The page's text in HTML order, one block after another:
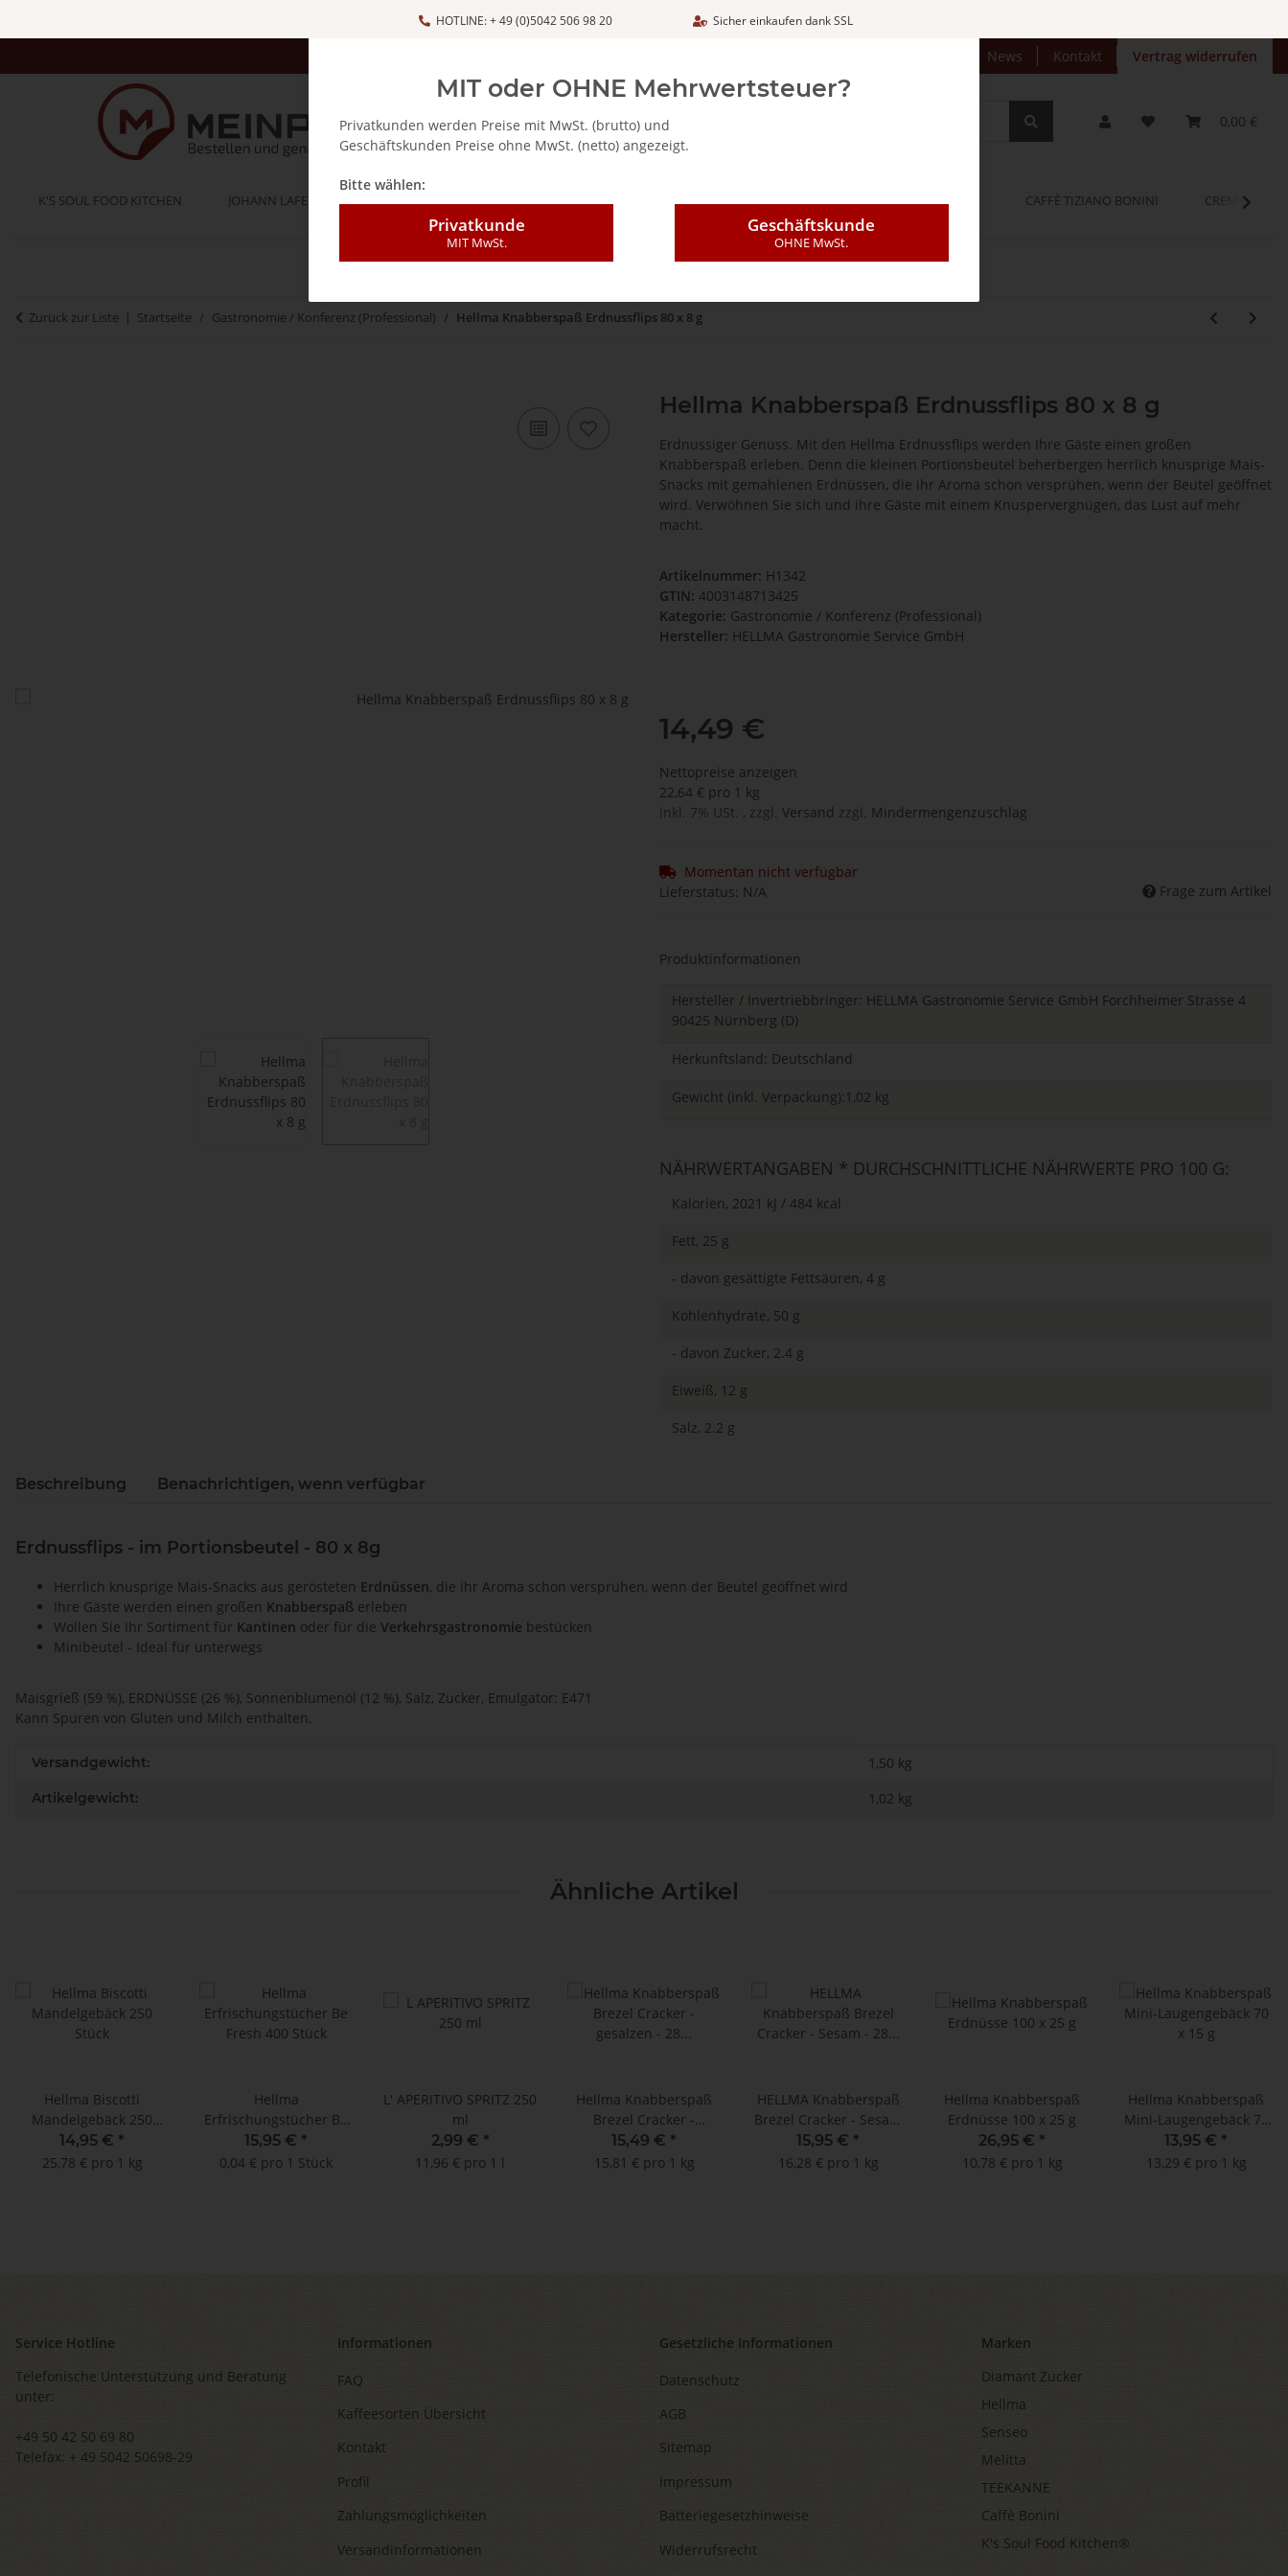
HOTLINE: + 49 (0)5042 506 98 20 Sicher einkaufen dank SSL
News Kontakt Vertrag widerrufen
0,00 €
K'S SOUL FOOD KITCHEN JOHANN LAFER BELLA ITALIA - FEINKOSTARTIKEL CAFFÈ MAJESTIC / DICAF KAFFEE OPINUM CAFFÈ TIZIANO BONINI CREMEO
Zurück zur Liste Startseite Gastronomie / Konferenz (Professional) Hellma Knabberspaß Erdnussflips 80 x 8 g
Hellma Knabberspaß Erdnussflips 80 x 8 g
Erdnussiger Genuss. Mit den Hellma Erdnussflips werden Ihre Gäste einen großen
Knabberspaß erleben. Denn die kleinen Portionsbeutel beherbergen herrlich knusprige Mais-
Snacks mit gemahlenen Erdnüssen, die ihr Aroma schon versprühen, wenn der Beutel geöffnet
wird. Verwöhnen Sie sich und ihre Gäste mit einem Knuspervergnügen, das Lust auf mehr
macht.
Artikelnummer: H1342
GTIN: 4003148713425
Kategorie: Gastronomie / Konferenz (Professional)
Hersteller: HELLMA Gastronomie Service GmbH
14,49 €
Nettopreise anzeigen
22,64 € pro 1 kg
inkl. 7% USt. , zzgl. Versand zzgl. Mindermengenzuschlag
Momentan nicht verfügbar
Lieferstatus: N/A
Frage zum Artikel
Produktinformationen
Hersteller / Invertriebbringer: HELLMA Gastronomie Service GmbH Forchheimer Strasse 4
90425 Nürnberg (D)
Herkunftsland: Deutschland
Gewicht (inkl. Verpackung):1,02 kg
NÄHRWERTANGABEN * DURCHSCHNITTLICHE NÄHRWERTE PRO 100 G:
Kalorien, 2021 kJ / 484 kcal
Fett, 25 g
- davon gesättigte Fettsäuren, 4 g
Kohlenhydrate, 50 g
- davon Zucker, 2.4 g
Eiweiß, 12 g
Salz, 2.2 g
Beschreibung Benachrichtigen, wenn verfügbar
Erdnussflips - im Portionsbeutel - 80 x 8g
Herrlich knusprige Mais-Snacks aus gerösteten Erdnüssen, die ihr Aroma schon versprühen, wenn der Beutel geöffnet wird
Ihre Gäste werden einen großen Knabberspaß erleben
Wollen Sie Ihr Sortiment für Kantinen oder für die Verkehrsgastronomie bestücken
Minibeutel - Ideal für unterwegs
Maisgrieß (59 %), ERDNÜSSE (26 %), Sonnenblumenöl (12 %), Salz, Zucker, Emulgator: E471
Kann Spuren von Gluten und Milch enthalten.
Produkteigenschaft
Wert
Versandgewicht: 1,50 kg
Artikelgewicht: 1,02 kg
Ähnliche Artikel
Hellma Biscotti
Mandelgebäck 250
Stück
14,95 € *
25,78 € pro 1 kg
Hellma
Erfrischungstücher Be
Fresh 400 Stück
15,95 € *
0,04 € pro 1 Stück
L' APERITIVO SPRITZ 250
ml
2,99 € *
11,96 € pro 1 l
Hellma Knabberspaß
Brezel Cracker -
gesalzen - 28 Portionen
à 35 g
15,49 € *
15,81 € pro 1 kg
HELLMA Knabberspaß
Brezel Cracker - Sesam
- 28 Portionen x 35 g
15,95 € *
16,28 € pro 1 kg
Hellma Knabberspaß
Erdnüsse 100 x 25 g
26,95 € *
10,78 € pro 1 kg
Hellma Knabberspaß
Mini-Laugengebäck 70
x 15 g
13,95 € *
13,29 € pro 1 kg
Service Hotline
Telefonische Unterstützung und Beratung
unter:
+49 50 42 50 69 80
Telefax: + 49 5042 50698-29
Informationen
FAQ
Kaffeesorten Übersicht
Kontakt
Profil
Zahlungsmöglichkeiten
Versandinformationen
Gesetzliche Informationen
Datenschutz
AGB
Sitemap
Impressum
Batteriegesetzhinweise
Widerrufsrecht
Marken
Diamant Zucker
Hellma
Senseo
Melitta
TEEKANNE
Caffè Bonini
K's Soul Food Kitchen®
MIT oder OHNE Mehrwertsteuer?
Privatkunden werden Preise mit MwSt. (brutto) und
Geschäftskunden Preise ohne MwSt. (netto) angezeigt.
Bitte wählen:
Privatkunde
MIT MwSt.
Geschäftskunde
OHNE MwSt.